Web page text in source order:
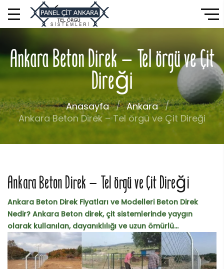
Ankara Beton Direk – Tel örgü ve Çit
Direği
Anasayfa
Ankara
Ankara Beton Direk – Tel örgü ve Çit Direği
Ankara Beton Direk – Tel örgü ve Çit Direği
Ankara Beton Direk Fiyatları ve Modelleri Beton Direk
Nedir? Ankara Beton direk, çit sistemlerinde yaygın
olarak kullanılan, dayanıklılığı ve uzun ömürlü...